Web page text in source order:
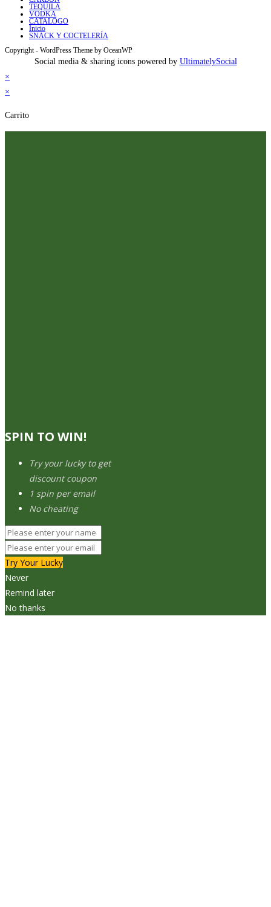
TEQUILA
VODKA
CATALOGO
Inicio
SNACK Y COCTELERÍA
Copyright - WordPress Theme by OceanWP
Social media & sharing icons powered by UltimatelySocial
×
×
Carrito
SPIN TO WIN!
Try your lucky to get
discount coupon
1 spin per email
No cheating
Try Your Lucky
Never
Remind later
No thanks